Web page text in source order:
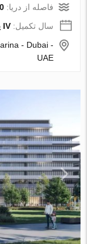
فاصله از دریا:
سال تکمیل:IV یک چهارم, 2027, off-plan
- Dubai -
UAE